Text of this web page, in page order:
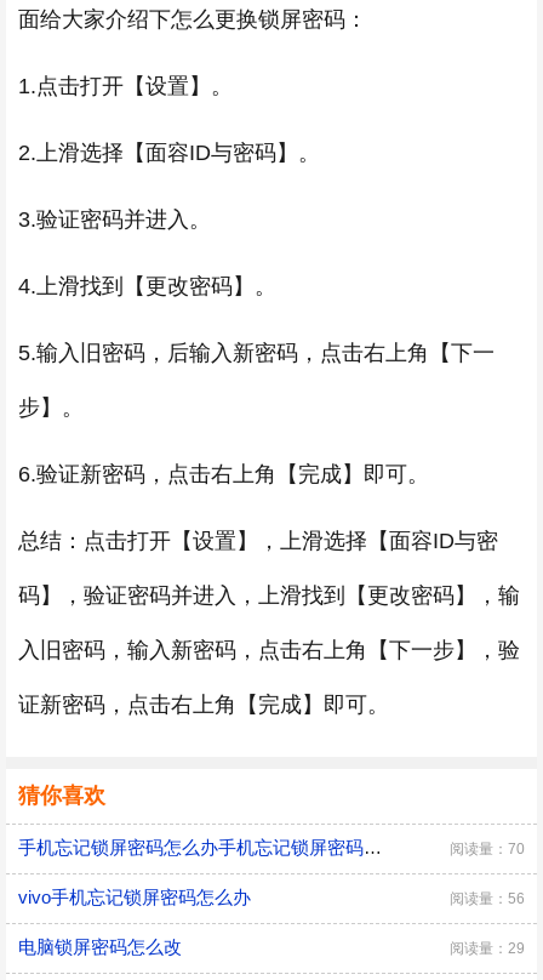
面给大家介绍下怎么更换锁屏密码：
1.点击打开【设置】。
2.上滑选择【面容ID与密码】。
3.验证密码并进入。
4.上滑找到【更改密码】。
5.输入旧密码，后输入新密码，点击右上角【下一
步】。
6.验证新密码，点击右上角【完成】即可。
总结：点击打开【设置】，上滑选择【面容ID与密
码】，验证密码并进入，上滑找到【更改密码】，输
入旧密码，输入新密码，点击右上角【下一步】，验
证新密码，点击右上角【完成】即可。
猜你喜欢
手机忘记锁屏密码怎么办手机忘记锁屏密码怎么解决 阅读量：70
vivo手机忘记锁屏密码怎么办 阅读量：56
电脑锁屏密码怎么改 阅读量：29